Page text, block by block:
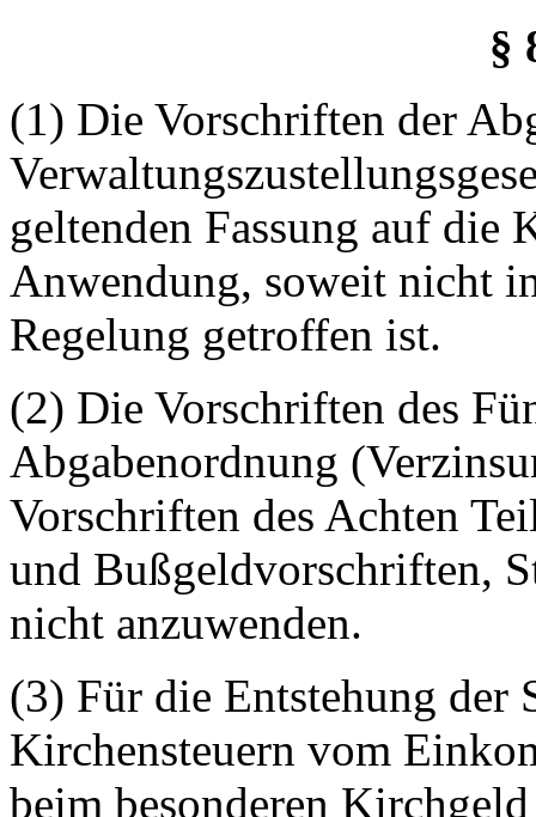
§
(1) Die Vorschriften der
geltenden Fassung auf die
Anwendung, soweit nicht
Regelung getroffen ist.
(2) Die Vorschriften des
Abgabenordnung
Vorschriften des Achten
und Bußgeldvorschriften,
nicht anzuwenden.
(3) Für die Entstehung der
Kirchensteuern vom
beim besonderen Kirchgeld